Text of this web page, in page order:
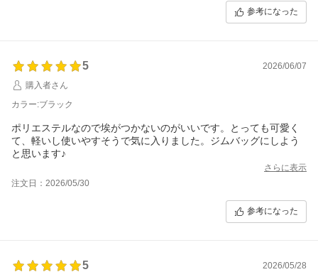
参考になった
5
2026/06/07
購入者さん
カラー:ブラック
ポリエステルなので埃がつかないのがいいです。とっても可愛く
て、軽いし使いやすそうで気に入りました。ジムバッグにしよう
と思います♪
さらに表示
注文日：2026/05/30
参考になった
5
2026/05/28